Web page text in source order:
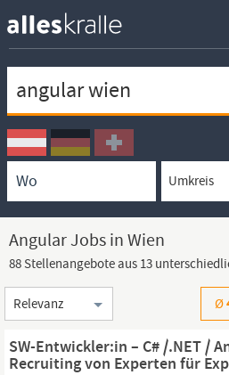
Ortssuche
Umkreissuche
Arbeitsform
Angular Jobs in Wien
88 Stellenangebote aus 13
Sortierung
Ø
SW-Entwickler:in – C# /.NET /
Recruiting von Experten für